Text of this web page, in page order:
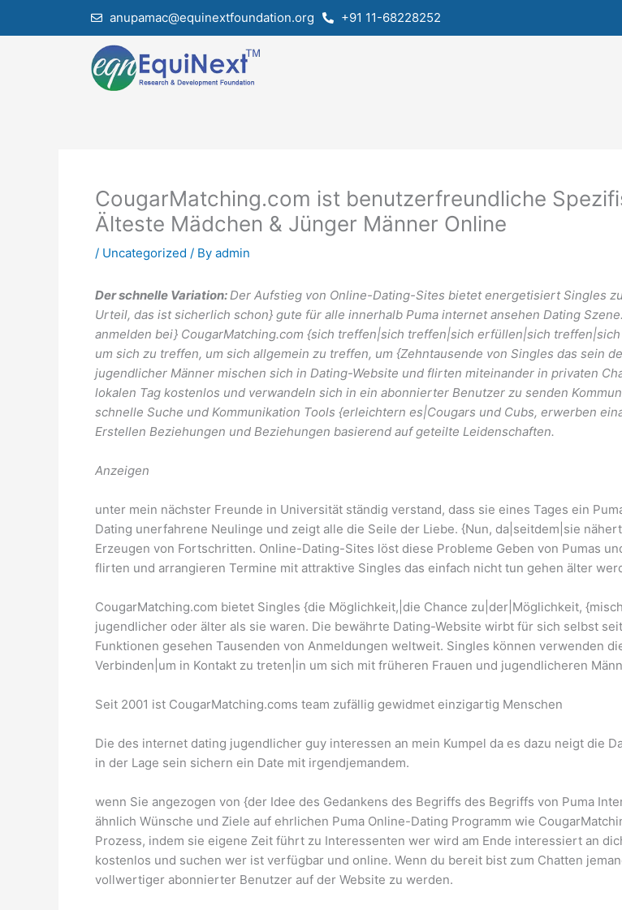
anupamac@equinextfoundation.org +91 11-68228252
CougarMatching.com ist benutzerfreundliche
Älteste Mädchen & Jünger Männer Online
/ Uncategorized / By admin
Der schnelle Variation:Der Aufstieg von Online-Dating-Sites bietet energetisiert Singles
Urteil, das ist sicherlich schon} gute für alle innerhalb Puma internet ansehen Dating
anmelden bei} CougarMatching.com {sich treffen|sich treffen|sich erfüllen|sich
um sich zu treffen, um sich allgemein zu treffen, um {Zehntausende von Singles das sein
jugendlicher Männer mischen sich in Dating-Website und flirten miteinander in privaten
lokalen Tag kostenlos und verwandeln sich in ein abonnierter Benutzer zu senden
schnelle Suche und Kommunikation Tools {erleichtern es|Cougars und Cubs, erwerben
Erstellen Beziehungen und Beziehungen basierend auf geteilte Leidenschaften.
Anzeigen
unter mein nächster Freunde in Universität ständig verstand, dass sie eines Tages ein
Dating unerfahrene Neulinge und zeigt alle die Seile der Liebe. {Nun, da|seitdem|sie
Erzeugen von Fortschritten. Online-Dating-Sites löst diese Probleme Geben von Pumas
flirten und arrangieren Termine mit attraktive Singles das einfach nicht tun gehen älter
CougarMatching.com bietet Singles {die Möglichkeit,|die Chance zu|der|Möglichkeit,
jugendlicher oder älter als sie waren. Die bewährte Dating-Website wirbt für sich selbst
Funktionen gesehen Tausenden von Anmeldungen weltweit. Singles können verwenden
Verbinden|um in Kontakt zu treten|in um sich mit früheren Frauen und jugendlicheren
Seit 2001 ist CougarMatching.coms team zufällig gewidmet einzigartig Menschen
Die des internet dating jugendlicher guy interessen an mein Kumpel da es dazu neigt die
in der Lage sein sichern ein Date mit irgendjemandem.
wenn Sie angezogen von {der Idee des Gedankens des Begriffs des Begriffs von Puma
ähnlich Wünsche und Ziele auf ehrlichen Puma Online-Dating Programm wie
Prozess, indem sie eigene Zeit führt zu Interessenten wer wird am Ende interessiert an
kostenlos und suchen wer ist verfügbar und online. Wenn du bereit bist zum Chatten
vollwertiger abonnierter Benutzer auf der Website zu werden.